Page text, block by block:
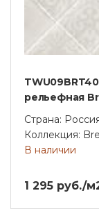
рельефная
Страна:
Коллекция:
В наличии
1 295 руб./